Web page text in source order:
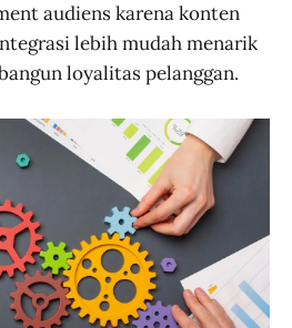
audiens karena konten
lebih mudah menarik
loyalitas pelanggan.